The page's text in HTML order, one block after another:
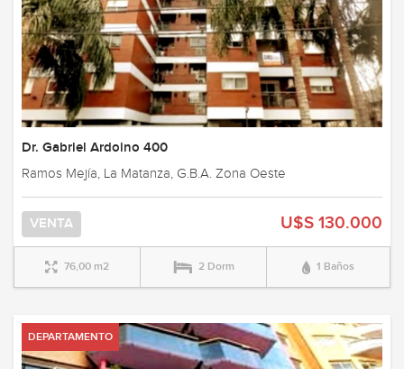
Dr. Gabriel Ardoino 400
Ramos Mejía, La Matanza, G.B.A. Zona Oeste
VENTA U$S 130.000
76,00 m2 2 Dorm 1 Baños
DEPARTAMENTO